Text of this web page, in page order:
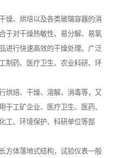
燥、烘培以及各类玻璃容器的消
于对干燥热敏性、易分解、易氧
进行快速高效的干燥处理。广泛
制药、医疗卫生、农业科研、环
烘焙、干燥、溶解、消毒等，又
于工矿企业、医疗卫生、医药、
工、环境保护、科研单位等部
方体落地式结构，试验仪表一般